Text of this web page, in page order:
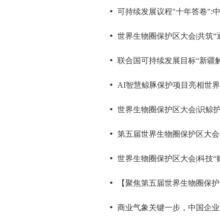
可持续发展议程"十年答卷":
世界生物圈保护区大会|共筑“
联合国可持续发展目标“新疆
AI智慧鲸豚保护项目亮相世
世界生物圈保护区大会|识鲸
第五届世界生物圈保护区大
世界生物圈保护区大会|科技
【聚焦第五届世界生物圈保
商业气象关键一步，中国企